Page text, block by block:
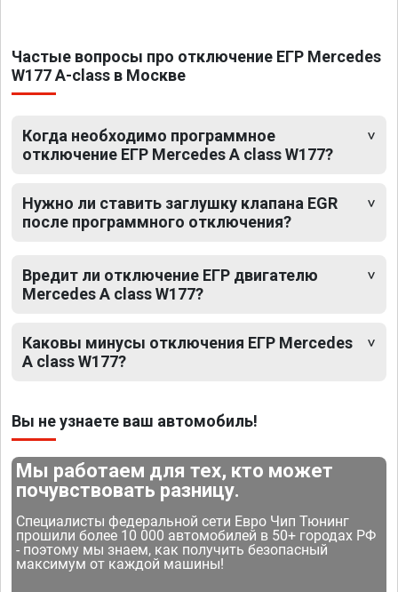
Частые вопросы про отключение ЕГР Mercedes
W177 A-class в Москве
Когда необходимо программное
отключение ЕГР Mercedes A class W177?
Нужно ли ставить заглушку клапана EGR
после программного отключения?
Вредит ли отключение ЕГР двигателю
Mercedes A class W177?
Каковы минусы отключения ЕГР Mercedes
A class W177?
Вы не узнаете ваш автомобиль!
Мы работаем для тех, кто может
почувствовать разницу.
Специалисты федеральной сети Евро Чип Тюнинг
прошили более 10 000 автомобилей в 50+ городах РФ
- поэтому мы знаем, как получить безопасный
максимум от каждой машины!